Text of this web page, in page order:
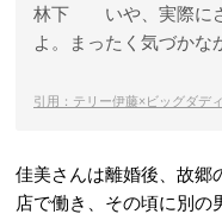
林下 いや、実際にさ
よ。まったく気づかな
引用：テリー伊藤×ビッグダデ
佳美さんは離婚後、故郷
店で働き、その頃に別の